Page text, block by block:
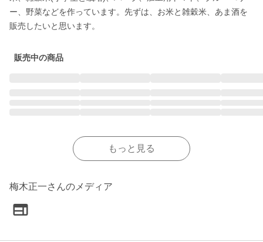
ー、野菜などを作っています。先ずは、お米と雑穀米、あま酒を
販売したいと思います。
販売中の商品
もっと見る
梅木正一さんのメディア